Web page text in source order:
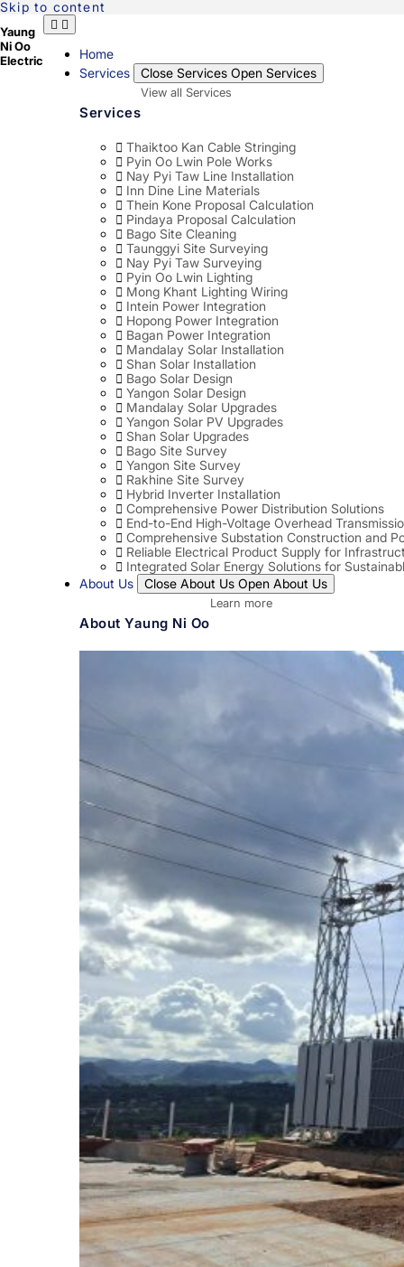
Skip to content
Yaung
Ni Oo
Electric
Home
Services
Close Services Open Services
Services
View all Services
Thaiktoo Kan Cable Stringing
Pyin Oo Lwin Pole Works
Nay Pyi Taw Line Installation
Inn Dine Line Materials
Thein Kone Proposal Calculation
Pindaya Proposal Calculation
Bago Site Cleaning
Taunggyi Site Surveying
Nay Pyi Taw Surveying
Pyin Oo Lwin Lighting
Mong Khant Lighting Wiring
Intein Power Integration
Hopong Power Integration
Bagan Power Integration
Mandalay Solar Installation
Shan Solar Installation
Bago Solar Design
Yangon Solar Design
Mandalay Solar Upgrades
Yangon Solar PV Upgrades
Shan Solar Upgrades
Bago Site Survey
Yangon Site Survey
Rakhine Site Survey
Hybrid Inverter Installation
Comprehensive Power Distribution Solutions
End-to-End High-Voltage Overhead
Comprehensive Substation Construction and
Reliable Electrical Product Supply for
Integrated Solar Energy Solutions for
About Us
Close About Us Open About Us
About Yaung Ni Oo
Learn more